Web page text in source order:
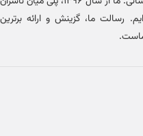
رسالت ما، گزینش و ارائه برترین